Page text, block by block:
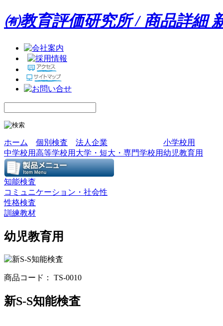
㈲教育評価研究所 / 商品詳細
ホーム 個別検査 法人企業
小学校用
中学校用高等学校用 大学・短大・専門学校用幼児教育用
知能検査
コミュニケーション・社会性
性格検査
訓練教材
幼児教育用
商品コード： TS-0010
新S-S知能検査